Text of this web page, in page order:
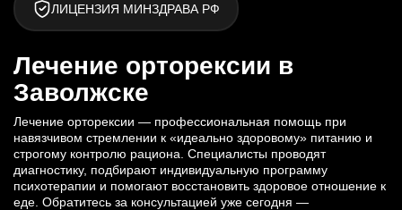
ЛИЦЕНЗИЯ МИНЗДРАВА РФ
Лечение орторексии в
Заволжске
Лечение орторексии — профессиональная помощь при
навязчивом стремлении к «идеально здоровому» питанию и
строгому контролю рациона. Специалисты проводят
диагностику, подбирают индивидуальную программу
психотерапии и помогают восстановить здоровое отношение к
еде. Обратитесь за консультацией уже сегодня —